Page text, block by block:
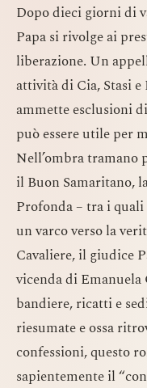
Dopo dieci giorni di
Papa si rivolge ai
liberazione. Un
attività di Cia, Stasi
ammette esclusioni
può essere utile per
Nell’ombra tramano
il Buon Samaritano,
Profonda – tra i
un varco verso la
Cavaliere, il giudice
vicenda di
bandiere, ricatti e
riesumate e ossa
confessioni, questo
sapientemente il